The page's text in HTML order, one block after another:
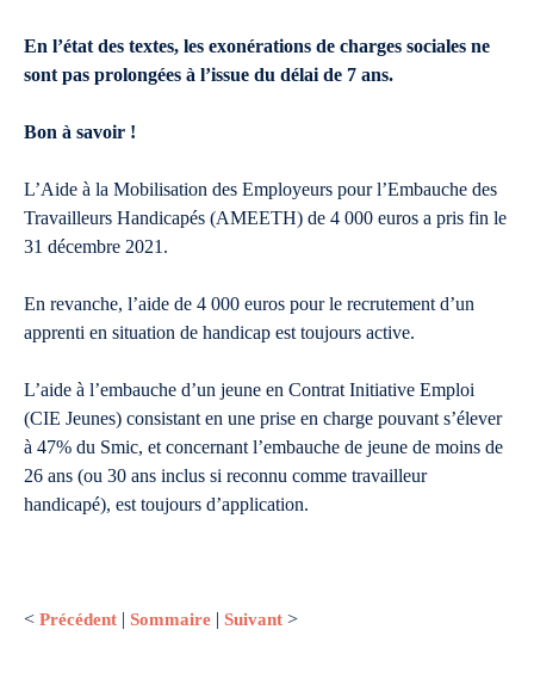
En l’état des textes, les exonérations de charges sociales ne
sont pas prolongées à l’issue du délai de 7 ans.
Bon à savoir !
L’Aide à la Mobilisation des Employeurs pour l’Embauche des
Travailleurs Handicapés (AMEETH) de 4 000 euros a pris fin le
31 décembre 2021.
En revanche, l’aide de 4 000 euros pour le recrutement d’un
apprenti en situation de handicap est toujours active.
L’aide à l’embauche d’un jeune en Contrat Initiative Emploi
(CIE Jeunes) consistant en une prise en charge pouvant s’élever
à 47% du Smic, et concernant l’embauche de jeune de moins de
26 ans (ou 30 ans inclus si reconnu comme travailleur
handicapé), est toujours d’application.
< Précédent | Sommaire | Suivant >